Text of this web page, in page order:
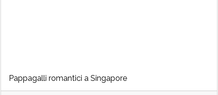
Pappagalli romantici a Singapore